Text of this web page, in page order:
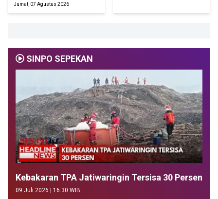
Jumat, 07 Agustus 2026
SINPO SEPEKAN
Kebakaran TPA Jatiwaringin Tersisa 30 Persen
09 Juli 2026 | 16:30 WIB